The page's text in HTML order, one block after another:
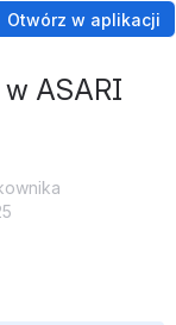
Otwórz w aplikacji
ASARI